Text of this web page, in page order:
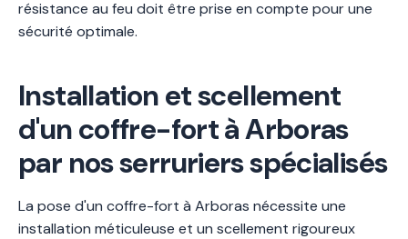
résistance au feu doit être prise en compte pour une
sécurité optimale.
Installation et scellement
d'un coffre-fort à Arboras
par nos serruriers spécialisés
La pose d'un coffre-fort à Arboras nécessite une
installation méticuleuse et un scellement rigoureux